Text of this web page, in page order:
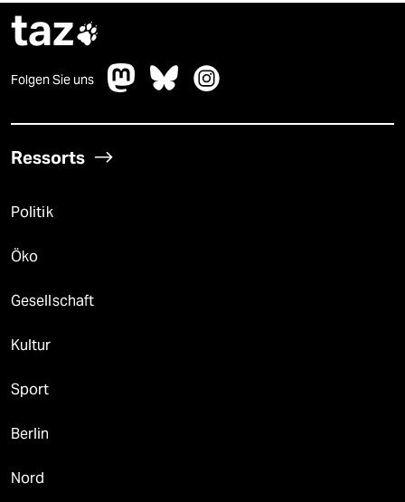
taz
Folgen Sie uns
Ressorts
Politik
Öko
Gesellschaft
Kultur
Sport
Berlin
Nord